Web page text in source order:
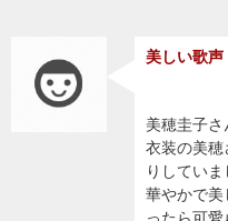
美しい歌声
美穂圭子
衣装の美穂
りしていま
華やかで美